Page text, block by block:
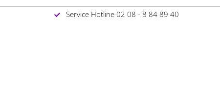
Service Hotline 02 08 - 8 84 89 40